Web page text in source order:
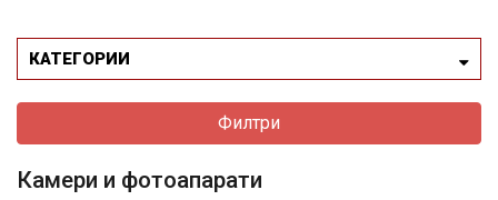
КАТЕГОРИИ
Филтри
Камери и фотоапарати